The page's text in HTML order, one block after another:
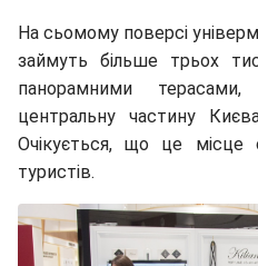
На сьомому поверсі
займуть більше трьох
панорамними
центральну частину
Очікується, що це місце
туристів.